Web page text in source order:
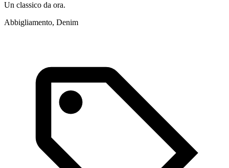
Un classico da ora.
Abbigliamento, Denim